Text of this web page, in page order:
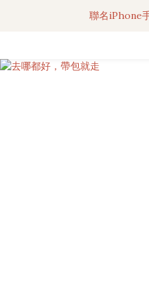
3C科技好物
聯名iPhone
超人氣聯名